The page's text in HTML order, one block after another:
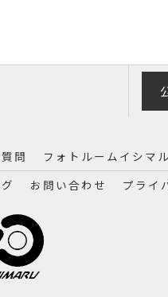
問 フォトルームイシマ
お問い合わせ プライ